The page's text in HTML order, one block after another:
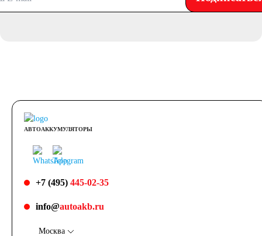
АВТОАККУМУЛЯТОРЫ
+7 (495) 445-02-35
info@autoakb.ru
Москва